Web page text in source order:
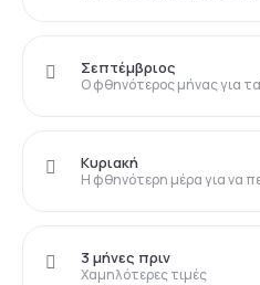
Ο φθηνότερος μήνας για
Σεπτέμβριος
Η φθηνότερη μέρα για να
Κυριακή
Χαμηλότερες τιμές
3 μήνες πριν